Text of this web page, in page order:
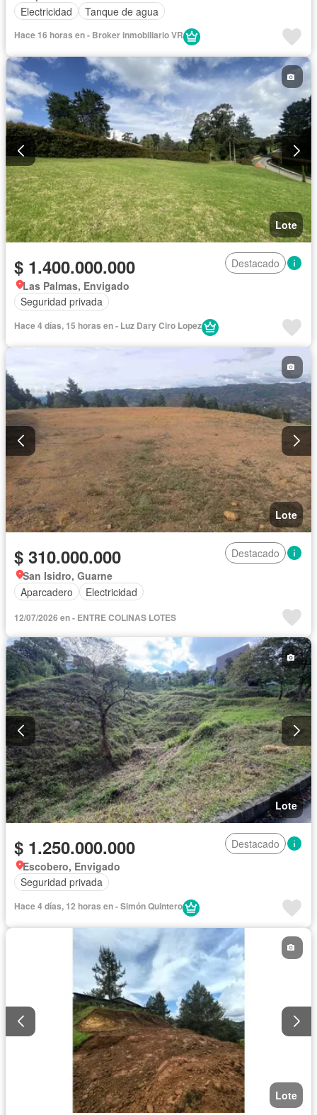
Electricidad
Tanque de agua
Hace 16 horas en - Broker inmobiliario VR
Lote
$ 1.400.000.000
Destacado
Las Palmas, Envigado
Seguridad privada
Hace 4 días, 15 horas en - Luz Dary Ciro Lopez
Lote
$ 310.000.000
Destacado
San Isidro, Guarne
Aparcadero
Electricidad
12/07/2026 en - ENTRE COLINAS LOTES
Lote
$ 1.250.000.000
Destacado
Escobero, Envigado
Seguridad privada
Hace 4 días, 12 horas en - Simón Quintero
Lote